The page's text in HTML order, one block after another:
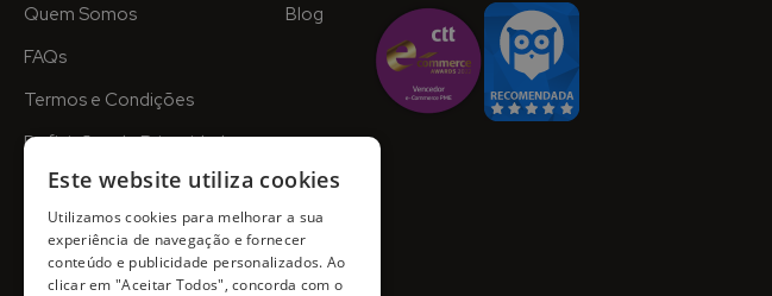
Quem Somos
FAQs
Termos e Condições
Definições de Privacidade
Blog
Este website utiliza cookies
Utilizamos cookies para melhorar a sua
experiência de navegação e fornecer
conteúdo e publicidade personalizados. Ao
clicar em "Aceitar Todos", concorda com o